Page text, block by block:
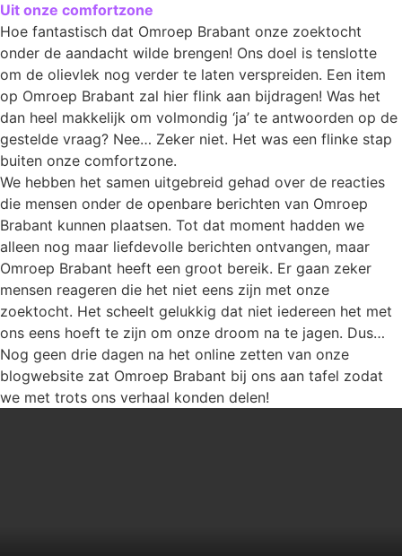
Uit onze comfortzone
Hoe fantastisch dat Omroep Brabant onze zoektocht
onder de aandacht wilde brengen! Ons doel is tenslotte
om de olievlek nog verder te laten verspreiden. Een item
op Omroep Brabant zal hier flink aan bijdragen! Was het
dan heel makkelijk om volmondig ‘ja’ te antwoorden op de
gestelde vraag? Nee… Zeker niet. Het was een flinke stap
buiten onze comfortzone.
We hebben het samen uitgebreid gehad over de reacties
die mensen onder de openbare berichten van Omroep
Brabant kunnen plaatsen. Tot dat moment hadden we
alleen nog maar liefdevolle berichten ontvangen, maar
Omroep Brabant heeft een groot bereik. Er gaan zeker
mensen reageren die het niet eens zijn met onze
zoektocht. Het scheelt gelukkig dat niet iedereen het met
ons eens hoeft te zijn om onze droom na te jagen. Dus…
Nog geen drie dagen na het online zetten van onze
blogwebsite zat Omroep Brabant bij ons aan tafel zodat
we met trots ons verhaal konden delen!